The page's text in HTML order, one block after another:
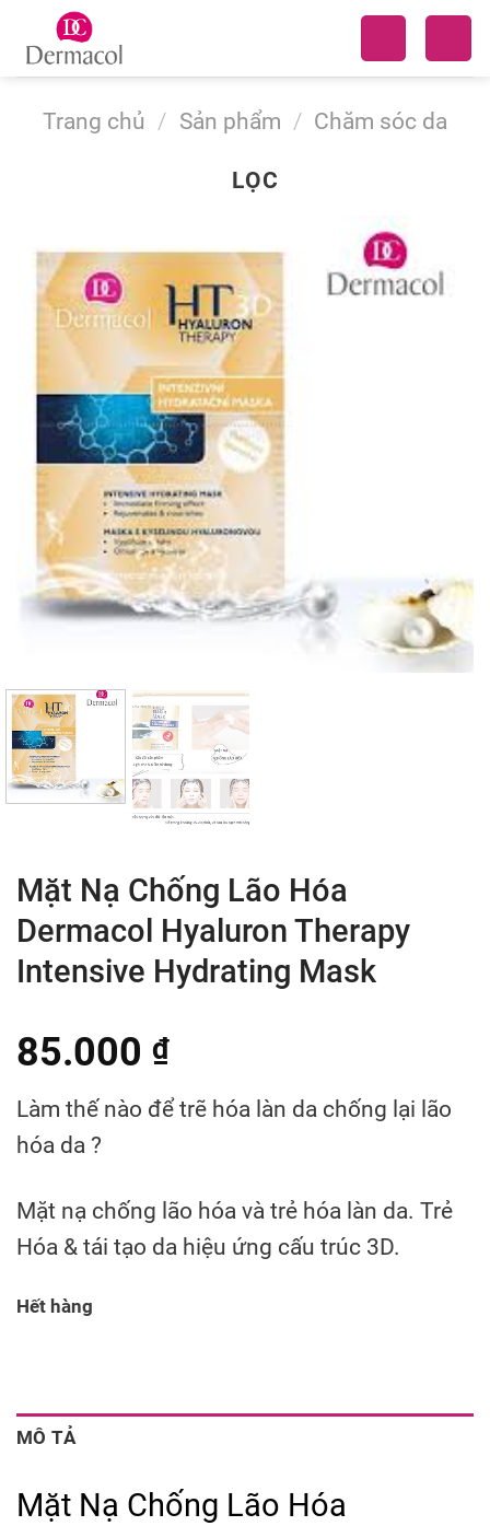
Trang chủ / Sản phẩm / Chăm sóc da
LỌC
Mặt Nạ Chống Lão Hóa
Dermacol Hyaluron Therapy
Intensive Hydrating Mask
85.000 ₫
Làm thế nào để trẽ hóa làn da chống lại lão
hóa da ?
Mặt nạ chống lão hóa và trẻ hóa làn da. Trẻ
Hóa & tái tạo da hiệu ứng cấu trúc 3D.
Hết hàng
MÔ TẢ
Mặt Nạ Chống Lão Hóa